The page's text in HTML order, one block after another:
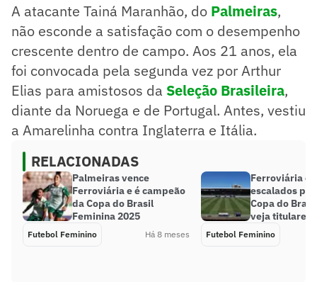
A atacante Tainá Maranhão, do Palmeiras,
não esconde a satisfação com o desempenho
crescente dentro de campo. Aos 21 anos, ela
foi convocada pela segunda vez por Arthur
Elias para amistosos da Seleção Brasileira,
diante da Noruega e de Portugal. Antes, vestiu
a Amarelinha contra Inglaterra e Itália.
RELACIONADAS
Palmeiras vence
Ferroviária e é campeão
da Copa do Brasil
Feminina 2025
Futebol Feminino Há 8 meses
Ferroviária e
escalados
Copa do
veja titulares
Futebol Feminino